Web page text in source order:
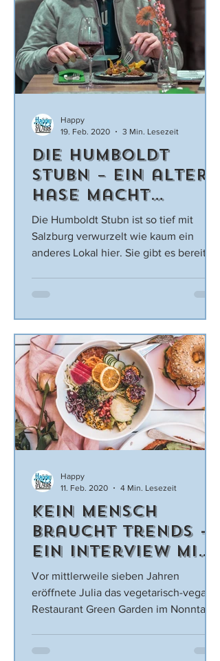
Die Humboldt
Stubn – Ein alter
Hase macht
Facelift
Die Humboldt Stubn ist so tief mit
Salzburg verwurzelt wie kaum ein
anderes Lokal hier. Sie gibt es bereits
Happy
19. Feb. 2020
3 Min. Lesezeit
Kein Mensch
braucht Trends -
ein Interview mit
Green Garden
Besitzerin Julia
Ulrich
Vor mittlerweile sieben Jahren
eröffnete Julia das vegetarisch-vegane
Restaurant Green Garden im Nonntal.
Happy
11. Feb. 2020
4 Min. Lesezeit